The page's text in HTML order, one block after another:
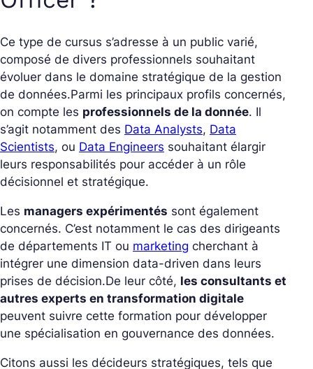
Ce type de cursus s’adresse à un public varié,
composé de divers professionnels souhaitant
évoluer dans le domaine stratégique de la gestion
de données.Parmi les principaux profils concernés,
on compte les professionnels de la donnée. Il
s’agit notamment des Data Analysts, Data
Scientists, ou Data Engineers souhaitant élargir
leurs responsabilités pour accéder à un rôle
décisionnel et stratégique.
Les managers expérimentés sont également
concernés. C’est notamment le cas des dirigeants
de départements IT ou marketing cherchant à
intégrer une dimension data-driven dans leurs
prises de décision.De leur côté, les consultants et
autres experts en transformation digitale
peuvent suivre cette formation pour développer
une spécialisation en gouvernance des données.
Citons aussi les décideurs stratégiques, tels que